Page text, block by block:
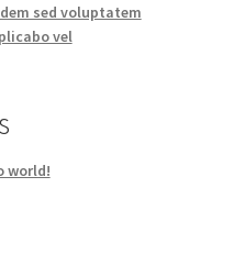
sed voluptatem
vel
world!